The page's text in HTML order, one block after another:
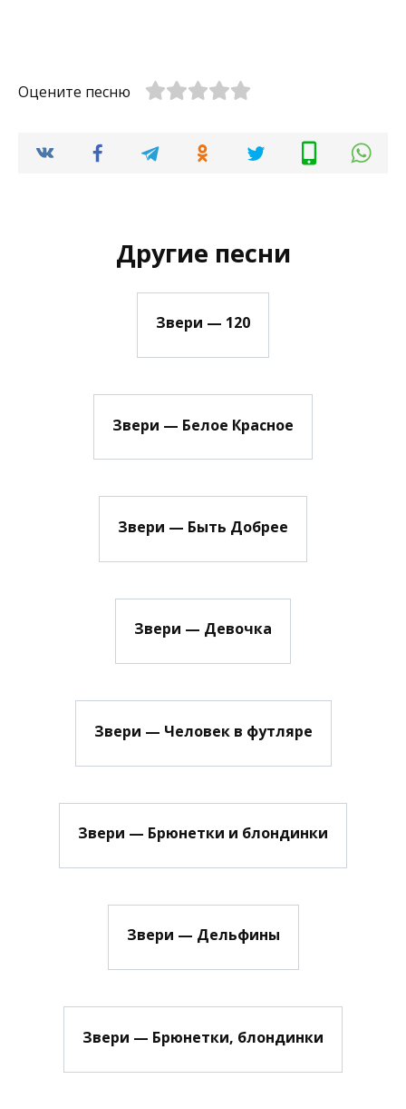
Оцените песню
Другие песни
Звери — 120
Звери — Белое Красное
Звери — Быть Добрее
Звери — Девочка
Звери — Человек в футляре
Звери — Брюнетки и блондинки
Звери — Дельфины
Звери — Брюнетки, блондинки